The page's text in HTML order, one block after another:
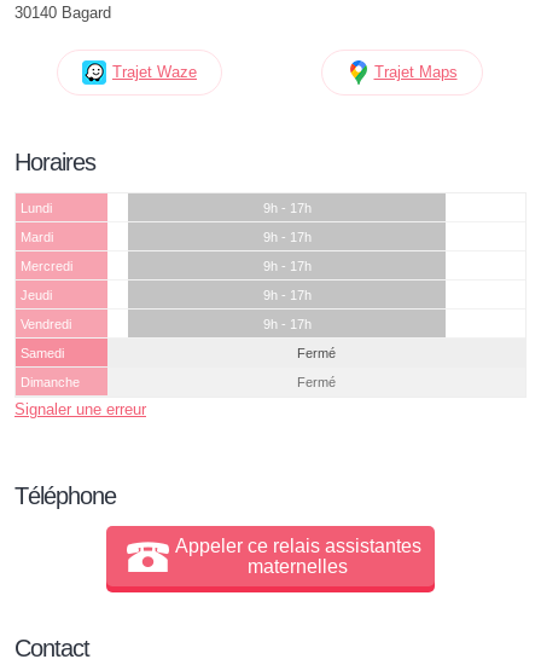
30140 Bagard
Trajet Waze Trajet Maps
Horaires
Lundi
9h - 17h
Mardi
9h - 17h
Mercredi
9h - 17h
Jeudi
9h - 17h
Vendredi
9h - 17h
Samedi
Fermé
Dimanche
Fermé
Signaler une erreur
Téléphone
Appeler ce relais assistantes
maternelles
Contact